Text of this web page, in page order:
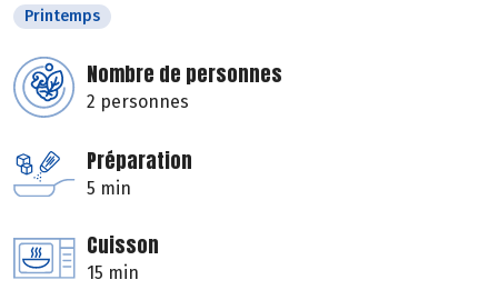
Printemps
Nombre de personnes
2 personnes
Préparation
5 min
Cuisson
15 min